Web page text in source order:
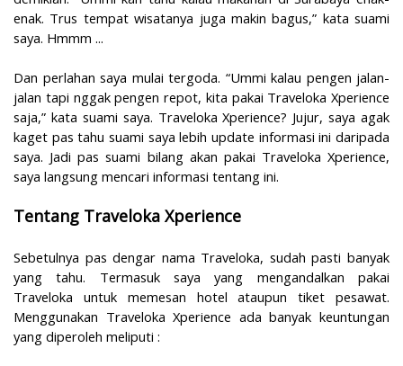
enak. Trus tempat wisatanya juga makin bagus,” kata suami
saya. Hmmm ...
Dan perlahan saya mulai tergoda. “Ummi kalau pengen jalan-
jalan tapi nggak pengen repot, kita pakai Traveloka Xperience
saja,” kata suami saya. Traveloka Xperience? Jujur, saya agak
kaget pas tahu suami saya lebih update informasi ini daripada
saya. Jadi pas suami bilang akan pakai Traveloka Xperience,
saya langsung mencari informasi tentang ini.
Tentang Traveloka Xperience
Sebetulnya pas dengar nama Traveloka, sudah pasti banyak
yang tahu. Termasuk saya yang mengandalkan pakai
Traveloka untuk memesan hotel ataupun tiket pesawat.
Menggunakan Traveloka Xperience ada banyak keuntungan
yang diperoleh meliputi :